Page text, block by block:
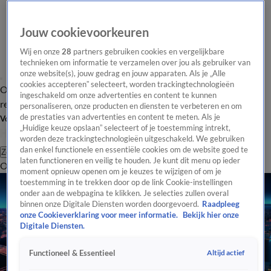
Overzicht Laatste nieuws Regionieuws Het beste van Hart
Tip de
redactie
Volg Hart van Nederland
Zoeken
OverzichtRegioUitzendingenWeerTip de redactiePanelVideo's
Jouw cookievoorkeuren
Wij en onze28 partners gebruiken cookies en vergelijkbare
technieken om informatie te verzamelen over jou als gebruiker van
onze website(s), jouw gedrag en jouw apparaten. Als je „Alle
cookies accepteren” selecteert, worden trackingtechnologieën
ingeschakeld om onze advertenties en content te kunnen
personaliseren, onze producten en diensten te verbeteren en om
de prestaties van advertenties en content te meten. Als je
„Huidige keuze opslaan” selecteert of je toestemming intrekt,
worden deze trackingtechnologieën uitgeschakeld. We gebruiken
dan enkel functionele en essentiële cookies om de website goed te
laten functioneren en veilig te houden. Je kunt dit menu op ieder
moment opnieuw openen om je keuzes te wijzigen of om je
toestemming in te trekken door op de link Cookie-instellingen
onder aan de webpagina te klikken. Je selecties zullen overal
binnen onze Digitale Diensten worden doorgevoerd. Raadpleeg
onze Cookieverklaring voor meer informatie.
Bekijk hier onze
Digitale Diensten.
Functioneel & Essentieel Altijd actief